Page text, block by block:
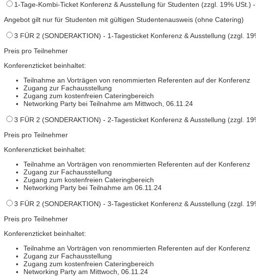
1-Tage-Kombi-Ticket Konferenz & Ausstellung für Studenten (zzgl. 19% USt.)
Angebot gilt nur für Studenten mit gültigen Studentenausweis (ohne Catering)
3 FÜR 2 (SONDERAKTION) - 1-Tagesticket Konferenz & Ausstellung (zzgl.
Preis pro Teilnehmer
Konferenzticket beinhaltet:
Teilnahme an Vorträgen von renommierten Referenten auf der Konferenz
Zugang zur Fachausstellung
Zugang zum kostenfreien Cateringbereich
Networking Party bei Teilnahme am Mittwoch, 06.11.24
3 FÜR 2 (SONDERAKTION) - 2-Tagesticket Konferenz & Ausstellung (zzgl.
Preis pro Teilnehmer
Konferenzticket beinhaltet:
Teilnahme an Vorträgen von renommierten Referenten auf der Konferenz
Zugang zur Fachausstellung
Zugang zum kostenfreien Cateringbereich
Networking Party bei Teilnahme am 06.11.24
3 FÜR 2 (SONDERAKTION) - 3-Tagesticket Konferenz & Ausstellung (zzgl.
Preis pro Teilnehmer
Konferenzticket beinhaltet:
Teilnahme an Vorträgen von renommierten Referenten auf der Konferenz
Zugang zur Fachausstellung
Zugang zum kostenfreien Cateringbereich
Networking Party am Mittwoch, 06.11.24